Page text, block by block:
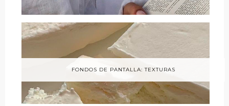
FONDOS DE PANTALLA: TEXTURAS